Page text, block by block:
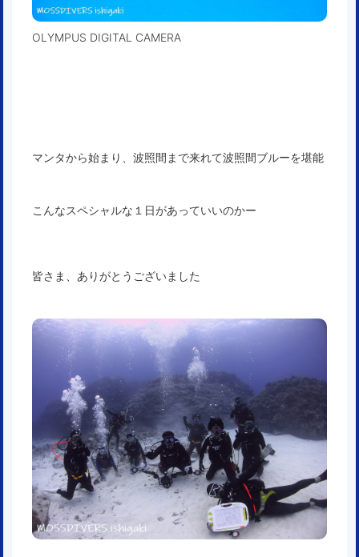
OLYMPUS DIGITAL CAMERA
マンタから始まり、波照間まで来れて波照間ブルーを堪能
こんなスペシャルな１日があっていいのかー
皆さま、ありがとうございました